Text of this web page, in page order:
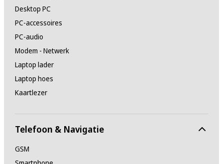
Desktop PC
PC-accessoires
PC-audio
Modem - Netwerk
Laptop lader
Laptop hoes
Kaartlezer
Telefoon & Navigatie
GSM